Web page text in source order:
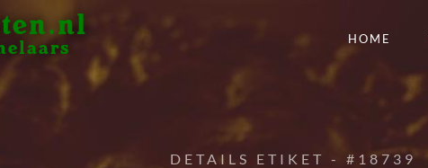
HOME
DETAILS ETIKET - #18739